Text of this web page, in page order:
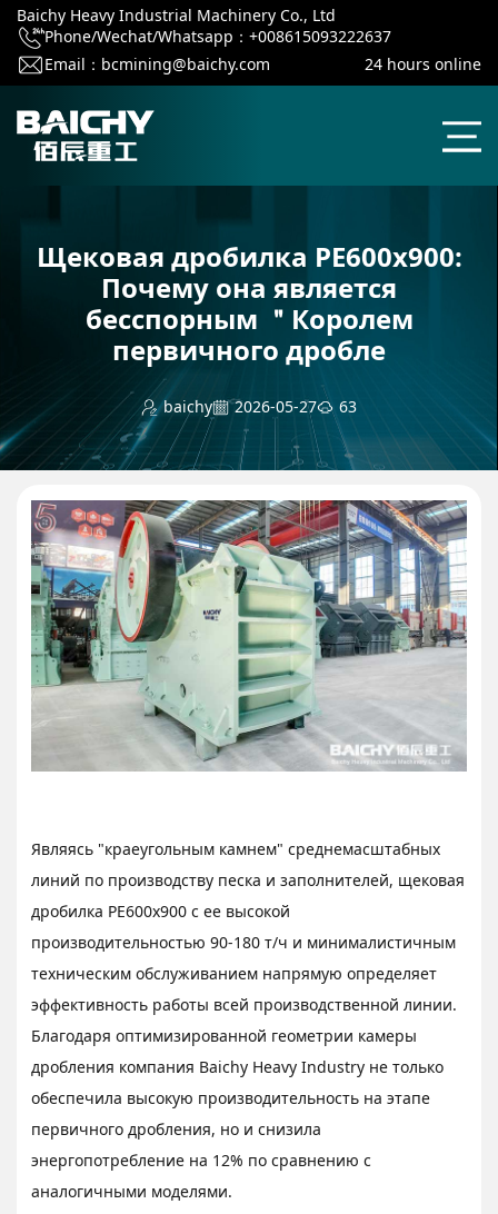
Baichy Heavy Industrial Machinery Co., Ltd
Phone/Wechat/Whatsapp：+008615093222637
Email： bcmining@baichy.com 24 hours online
Щековая дробилка PE600x900:
Почему она является
бесспорным ＂Королем
первичного дробле
baichy 2026-05-27 63
Являясь "краеугольным камнем" среднемасштабных
линий по производству песка и заполнителей, щековая
дробилка PE600x900 с ее высокой
производительностью 90-180 т/ч и минималистичным
техническим обслуживанием напрямую определяет
эффективность работы всей производственной линии.
Благодаря оптимизированной геометрии камеры
дробления компания Baichy Heavy Industry не только
обеспечила высокую производительность на этапе
первичного дробления, но и снизила
энергопотребление на 12% по сравнению с
аналогичными моделями.